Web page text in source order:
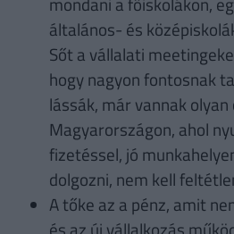
általános- és
Sőt a vállalati
hogy nagyon fontosnak
lássák, már vannak olyan
Magyarországon, ahol
fizetéssel, jó
dolgozni, nem kell
A tőke az a pénz, amit